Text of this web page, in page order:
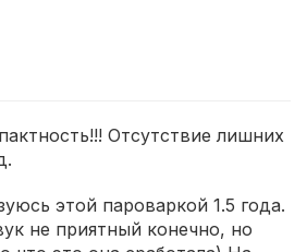
Отсутствие лишних
этой пароваркой 1.5 года.
не приятный конечно, но